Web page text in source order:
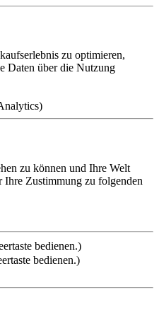
zu optimieren,
Daten über die Nutzung
zu können und Ihre Welt
Ihre Zustimmung zu folgenden
bedienen.)
bedienen.)